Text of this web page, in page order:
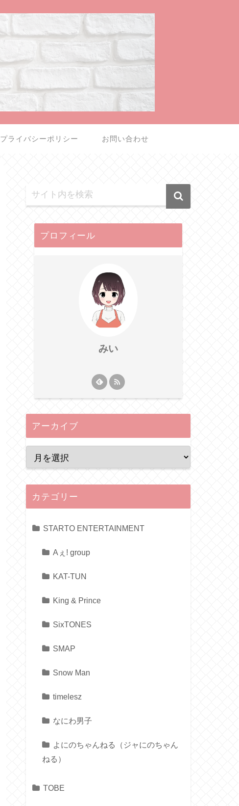
プライバシーポリシー お問い合わせ
プロフィール
みい
アーカイブ
カテゴリー
STARTO ENTERTAINMENT
Aぇ! group
KAT-TUN
King & Prince
SixTONES
SMAP
Snow Man
timelesz
なにわ男子
よにのちゃんねる（ジャにのちゃん
ねる）
TOBE